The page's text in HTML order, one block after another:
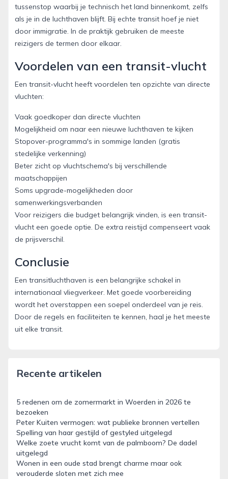
tussenstop waarbij je technisch het land binnenkomt, zelfs
als je in de luchthaven blijft. Bij echte transit hoef je niet
door immigratie. In de praktijk gebruiken de meeste
reizigers de termen door elkaar.
Voordelen van een transit-vlucht
Een transit-vlucht heeft voordelen ten opzichte van directe
vluchten:
Vaak goedkoper dan directe vluchten
Mogelijkheid om naar een nieuwe luchthaven te kijken
Stopover-programma's in sommige landen (gratis
stedelijke verkenning)
Beter zicht op vluchtschema's bij verschillende
maatschappijen
Soms upgrade-mogelijkheden door
samenwerkingsverbanden
Voor reizigers die budget belangrijk vinden, is een transit-
vlucht een goede optie. De extra reistijd compenseert vaak
de prijsverschil.
Conclusie
Een transitluchthaven is een belangrijke schakel in
internationaal vliegverkeer. Met goede voorbereiding
wordt het overstappen een soepel onderdeel van je reis.
Door de regels en faciliteiten te kennen, haal je het meeste
uit elke transit.
Recente artikelen
5 redenen om de zomermarkt in Woerden in 2026 te
bezoeken
Peter Kuiten vermogen: wat publieke bronnen vertellen
Spelling van haar gestijld of gestyled uitgelegd
Welke zoete vrucht komt van de palmboom? De dadel
uitgelegd
Wonen in een oude stad brengt charme maar ook
verouderde sloten met zich mee